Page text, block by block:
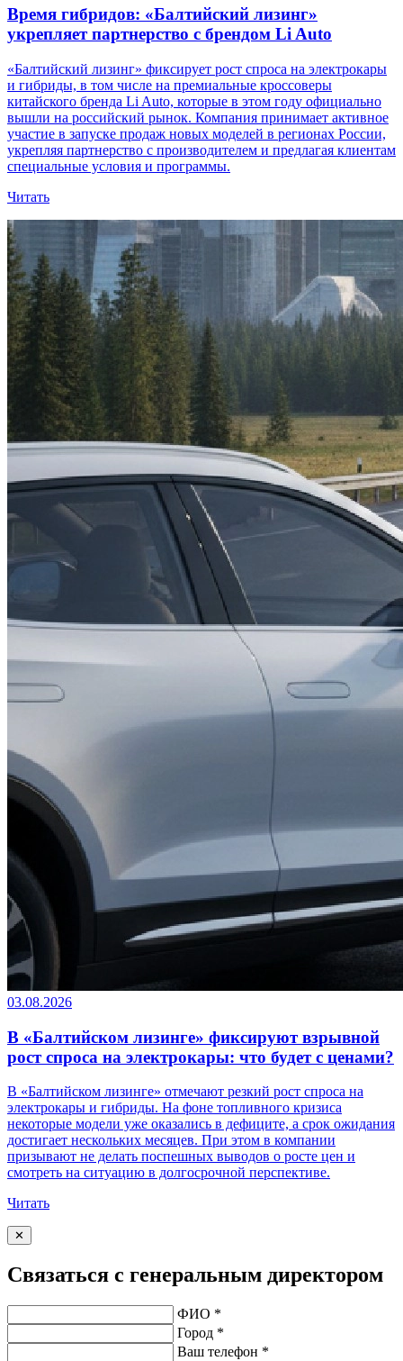
Время гибридов: «Балтийский лизинг»
укрепляет партнерство с брендом Li Auto
«Балтийский лизинг» фиксирует рост спроса на электрокары
и гибриды, в том числе на премиальные кроссоверы
китайского бренда Li Auto, которые в этом году официально
вышли на российский рынок. Компания принимает активное
участие в запуске продаж новых моделей в регионах России,
укрепляя партнерство с производителем и предлагая клиентам
специальные условия и программы.
Читать
03.08.2026
В «Балтийском лизинге» фиксируют взрывной
рост спроса на электрокары: что будет с ценами?
В «Балтийском лизинге» отмечают резкий рост спроса на
электрокары и гибриды. На фоне топливного кризиса
некоторые модели уже оказались в дефиците, а срок ожидания
достигает нескольких месяцев. При этом в компании
призывают не делать поспешных выводов о росте цен и
смотреть на ситуацию в долгосрочной перспективе.
Читать
✕
Связаться с генеральным директором
ФИО *
Город *
Ваш телефон *